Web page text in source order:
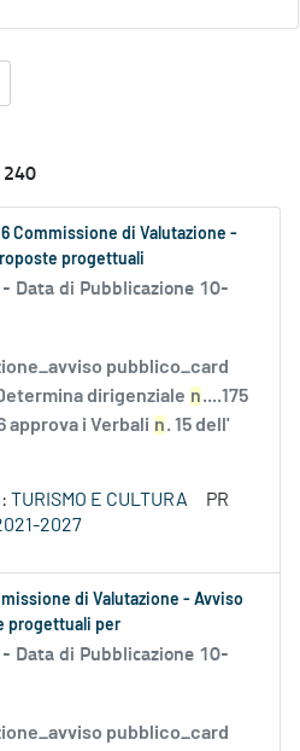
Commissione di Valutazione -
progettuali
Data di Pubblicazione 10-
pubblico_card
dirigenziale n....175
i Verbali n. 15 dell'
TURISMO E CULTURA
PR
2027
di Valutazione - Avviso
progettuali per
Data di Pubblicazione 10-
pubblico_card